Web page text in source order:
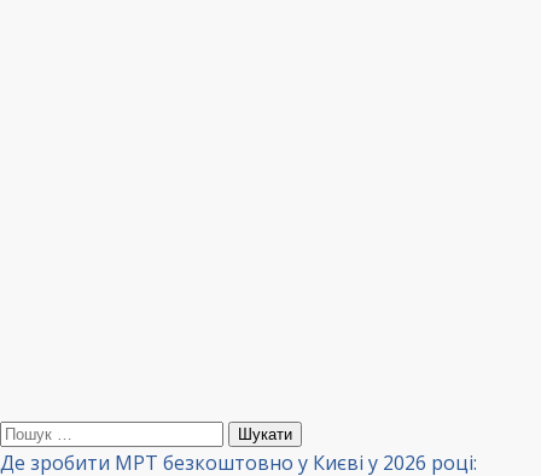
Пошук:
Де зробити МРТ безкоштовно у Києві у 2026 році: